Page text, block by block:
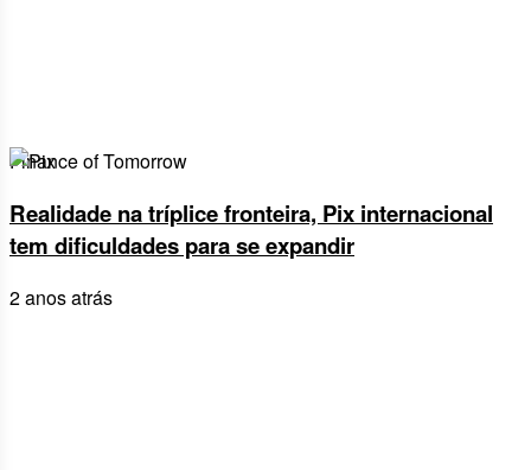
Finance of Tomorrow
Realidade na tríplice fronteira, Pix internacional
tem dificuldades para se expandir
2 anos atrás